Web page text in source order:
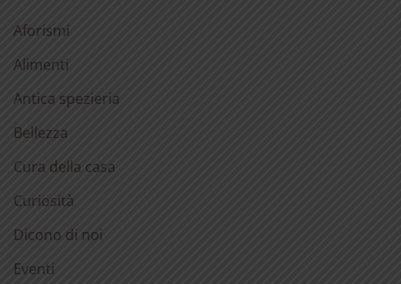
Aforismi
Alimenti
Antica spezieria
Bellezza
Cura della casa
Curiosità
Dicono di noi
Eventi